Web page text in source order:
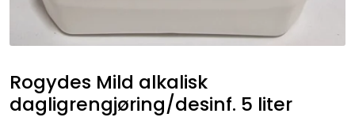
Rogydes Mild alkalisk
dagligrengjøring/desinf. 5 liter